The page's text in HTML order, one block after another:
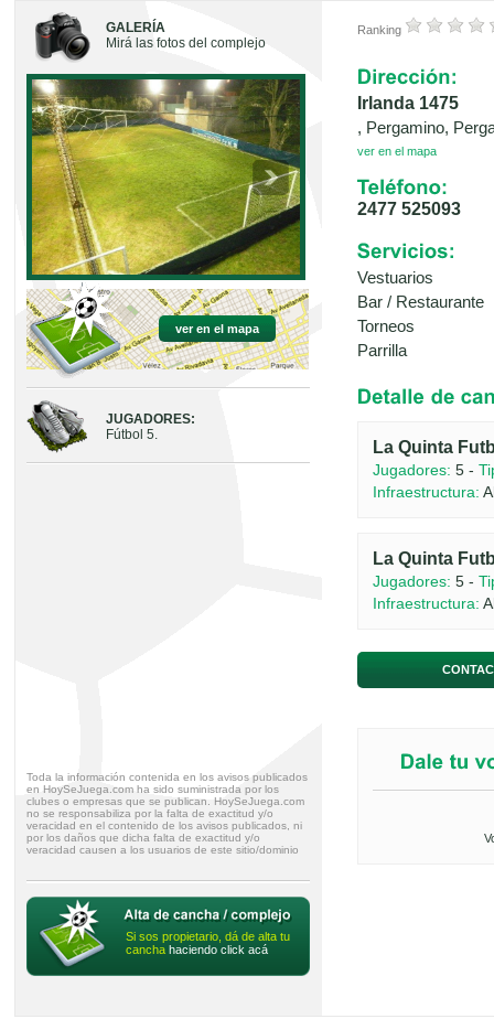
GALERÍA
Mirá las fotos del complejo
ver en el mapa
JUGADORES:
Fútbol 5.
Toda la información contenida en los avisos publicados
en HoySeJuega.com ha sido suministrada por los
clubes o empresas que se publican. HoySeJuega.com
no se responsabiliza por la falta de exactitud y/o
veracidad en el contenido de los avisos publicados, ni
por los daños que dicha falta de exactitud y/o
veracidad causen a los usuarios de este sitio/dominio
Si sos propietario, dá de alta tu
cancha haciendo click acá
Ranking
Irlanda 1475
, Pergamino,
ver en el mapa
2477 525093
Vestuarios
Bar / Restaurante
Torneos
Parrilla
La Quinta
Jugadores: 5 -
Infraestructura:
La Quinta
Jugadores: 5 -
Infraestructura: